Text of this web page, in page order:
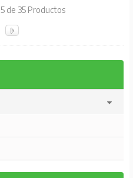
de 35 Productos